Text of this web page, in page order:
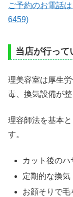
ご予約のお電話
6459)
当店が行って
理美容室は厚生
毒、換気設備が
理容師法を基本
す。
カット後の
定期的な換気
お顔そりで毛